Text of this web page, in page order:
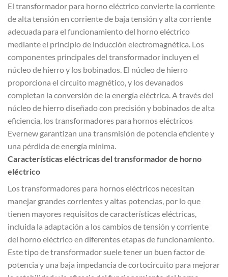
El transformador para horno eléctrico convierte la corriente
de alta tensión en corriente de baja tensión y alta corriente
adecuada para el funcionamiento del horno eléctrico
mediante el principio de inducción electromagnética. Los
componentes principales del transformador incluyen el
núcleo de hierro y los bobinados. El núcleo de hierro
proporciona el circuito magnético, y los devanados
completan la conversión de la energía eléctrica. A través del
núcleo de hierro diseñado con precisión y bobinados de alta
eficiencia, los transformadores para hornos eléctricos
Evernew garantizan una transmisión de potencia eficiente y
una pérdida de energía mínima.
Características eléctricas del transformador de horno
eléctrico
Los transformadores para hornos eléctricos necesitan
manejar grandes corrientes y altas potencias, por lo que
tienen mayores requisitos de características eléctricas,
incluida la adaptación a los cambios de tensión y corriente
del horno eléctrico en diferentes etapas de funcionamiento.
Este tipo de transformador suele tener un buen factor de
potencia y una baja impedancia de cortocircuito para mejorar